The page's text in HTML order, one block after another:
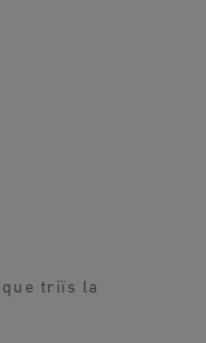
triïs la